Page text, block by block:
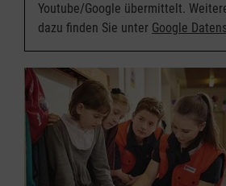
Youtube/Google übermittelt.
dazu finden Sie unter Google